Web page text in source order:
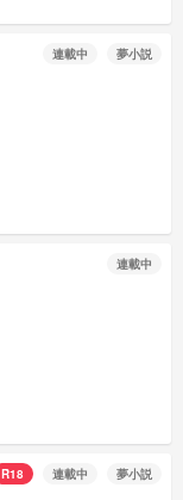
連載中 夢小説
連載中
R18 連載中 夢小説